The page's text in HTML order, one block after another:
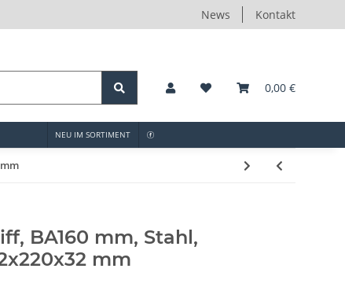
News Kontakt
0,00 €
NEU IM SORTIMENT
BA160 mm, Stahl,
mm